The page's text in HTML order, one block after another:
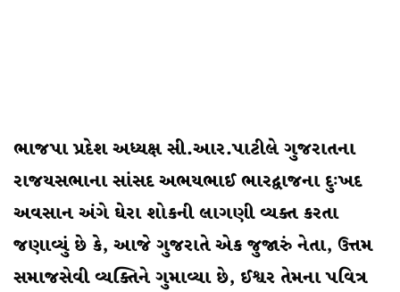
ભાજપા પ્રદેશ અધ્યક્ષ સી.આર.પાટીલે ગુજરાતના
રાજયસભાના સાંસદ અભયભાઈ ભારદ્વાજના દુઃખદ
અવસાન અંગે ઘેરા શોકની લાગણી વ્યક્ત કરતા
જણાવ્યું છે કે, આજે ગુજરાતે એક જુજારું નેતા, ઉત્તમ
સમાજસેવી વ્યક્તિને ગુમાવ્યા છે, ઈશ્વર તેમના પવિત્ર